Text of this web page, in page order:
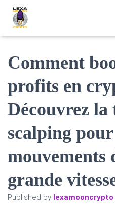
Comment
profits en
Découvrez la
scalping
mouvements
grande
Published by lexamooncrypto